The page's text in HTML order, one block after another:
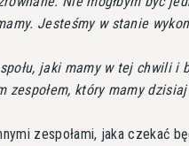
Jesteśmy w stanie
jaki mamy w tej chwili i
zespołem, który mamy dzisiaj
zespołami, jaka czekać